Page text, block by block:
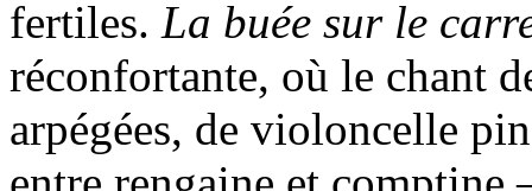
fertiles. La buée sur le
réconfortante, où le chant
arpégées, de violoncelle